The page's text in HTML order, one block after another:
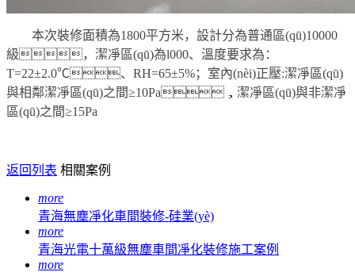
本次裝修面積為1800平方米，設計分為普通區(qū)10000
級，潔凈區(qū)為l000、溫度要求為：
T=22±2.0℃、RH=65±5%；室內(nèi)正壓:潔凈區(qū)
與相鄰潔凈區(qū)之間≥10Pa，潔凈區(qū)與非潔凈
區(qū)之間≥15Pa
返回列表 相關案例
more
青海無塵凈化車間裝修-硅業(yè)
more
青海光電十萬級無塵車間凈化裝修施工案例
more